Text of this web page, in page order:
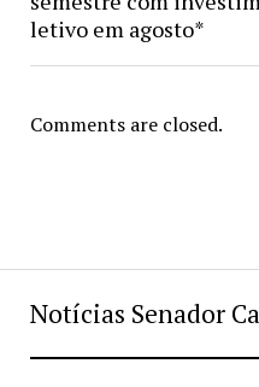
Notícias Senador
letivo em agosto*
Comments are closed.